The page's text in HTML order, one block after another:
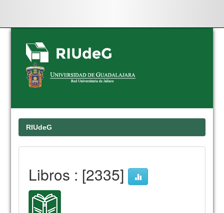
Skip
navigation
RIUdeG
Libros : [2335]